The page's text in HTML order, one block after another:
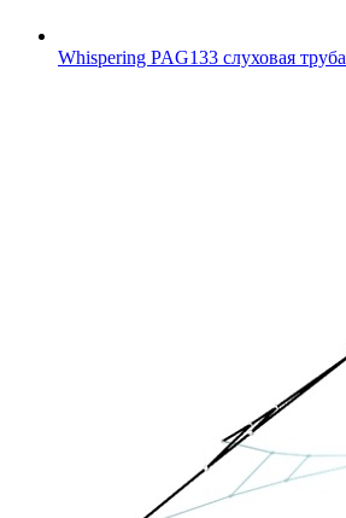
Whispering PAG133 слуховая труба